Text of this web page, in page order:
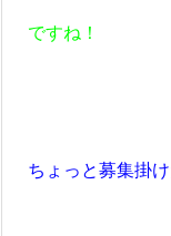
ですね！
ちょっと募集掛け